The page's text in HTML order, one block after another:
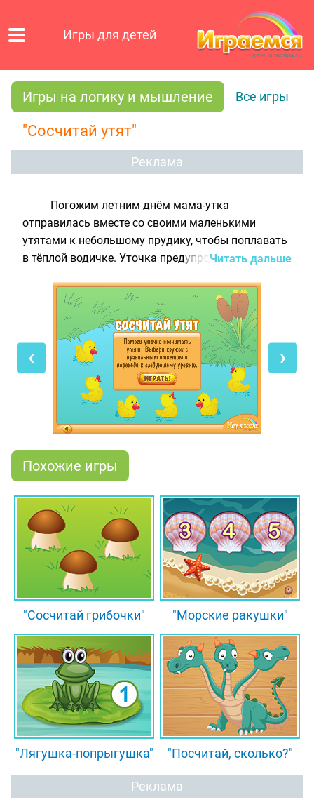
Игры для детей
Игры на логику и мышление Все игры
"Сосчитай утят"
Реклама
Погожим летним днём мама-утка
отправилась вместе со своими маленькими
утятами к небольшому прудику, чтобы поплавать
в тёплой водичке. Уточка предупредила своих
отплывали далеко друг от друга и всегда
держались вместе. Но утята не послушались и
уплыли в разные стороны. Теперь мама-утка не
может сосчитать своих утят, и тебе предстоит
помочь ей в этом! Сосчитай утят на картинке и
мышкой выбери правильный ответ из трёх
вариантов. Если ты умеешь считать до десяти, то
без труда посчитаешь утят и пройдёшь все
уровни!
Читать дальше
‹ ›
Похожие игры
"Сосчитай грибочки" "Морские ракушки"
"Лягушка-попрыгушка" "Посчитай, сколько?"
Реклама